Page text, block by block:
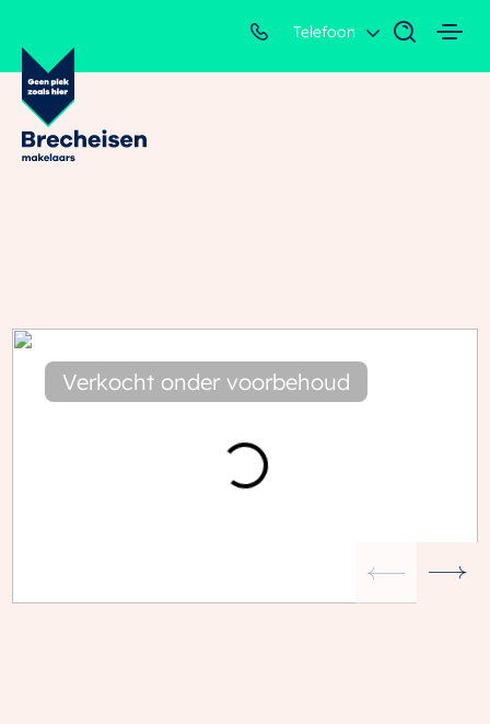
Telefoon
Verkocht onder voorbehoud